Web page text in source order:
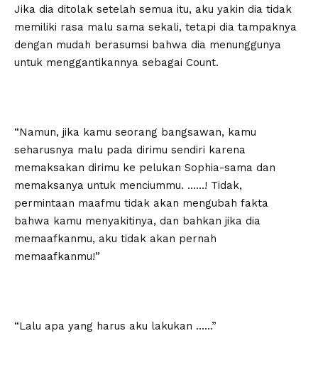
Jika dia ditolak setelah semua itu, aku yakin dia tidak
memiliki rasa malu sama sekali, tetapi dia tampaknya
dengan mudah berasumsi bahwa dia menunggunya
untuk menggantikannya sebagai Count.
“Namun, jika kamu seorang bangsawan, kamu
seharusnya malu pada dirimu sendiri karena
memaksakan dirimu ke pelukan Sophia-sama dan
memaksanya untuk menciummu. ……! Tidak,
permintaan maafmu tidak akan mengubah fakta
bahwa kamu menyakitinya, dan bahkan jika dia
memaafkanmu, aku tidak akan pernah
memaafkanmu!”
“Lalu apa yang harus aku lakukan ……”